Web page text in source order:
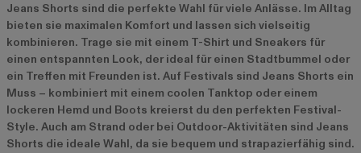
Jeans Shorts sind die perfekte Wahl für viele Anlässe. Im Alltag
bieten sie maximalen Komfort und lassen sich vielseitig
kombinieren. Trage sie mit einem T-Shirt und Sneakers für
einen entspannten Look, der ideal für einen Stadtbummel oder
ein Treffen mit Freunden ist. Auf Festivals sind Jeans Shorts ein
Muss – kombiniert mit einem coolen Tanktop oder einem
lockeren Hemd und Boots kreierst du den perfekten Festival-
Style. Auch am Strand oder bei Outdoor-Aktivitäten sind Jeans
Shorts die ideale Wahl, da sie bequem und strapazierfähig sind.